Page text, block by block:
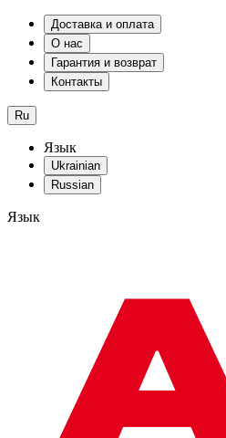
Доставка и оплата
О нас
Гарантия и возврат
Контакты
Ru
Язык
Ukrainian
Russian
Язык